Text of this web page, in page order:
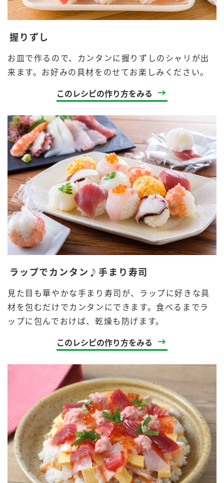
握りずし
お皿で作るので、カンタンに握りずしのシャリが出
来ます。お好みの具材をのせてお楽しみください。
このレシピの作り方をみる
ラップでカンタン♪手まり寿司
見た目も華やかな手まり寿司が、ラップに好きな具
材を包むだけでカンタンにできます。食べるまでラ
ップに包んでおけば、乾燥も防げます。
このレシピの作り方をみる